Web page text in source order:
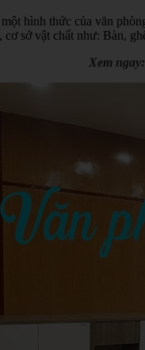
hình thức của văn
sở vật chất như: Bàn,
Xem ngay: